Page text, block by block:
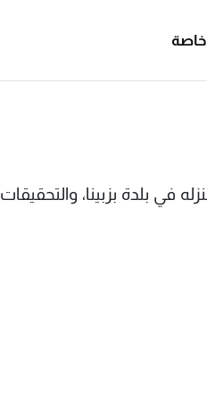
خاصة
صيد أمام منزله في بلدة بزبينا، والتحقيقات